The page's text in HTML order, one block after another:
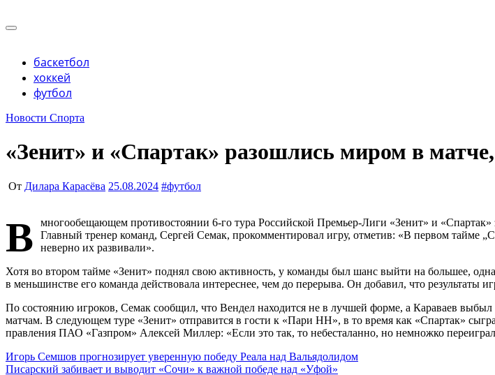
к
Учредитель ООО "Клуб регионов", ИНН 6685155934 Генеральный директор: Чернокоз
баскетбол
хоккей
футбол
Новости Спорта
«Зенит» и «Спартак» разошлись миром в
От Дилара Карасёва 25.08.2024 #футбол
В
многообещающем противостоянии 6-го тура Российской Премьер-Лиги «Зенит» и «Спартак»
Главный тренер команд, Сергей Семак, прокомментировал игру, отметив: «В первом тайме
неверно их развивали».
Хотя во втором тайме «Зенит» поднял свою активность, у команды был шанс выйти на большее,
в меньшинстве его команда действовала интереснее, чем до перерыва. Он добавил, что результаты
По состоянию игроков, Семак сообщил, что Вендел находится не в лучшей форме, а Караваев
матчам. В следующем туре «Зенит» отправится в гости к «Пари НН», в то время как «Спартак»
правления ПАО «Газпром» Алексей Миллер: «Если это так, то небесталанно, но немножко
Навигация
Игорь Семшов прогнозирует уверенную победу Реала над Вальядолидом
Писарский забивает и выводит «Сочи» к важной победе над «Уфой»